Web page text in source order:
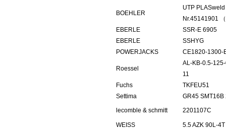
BOEHLER
UTP
Nr.45141901
EBERLE
SSR-E 6905
EBERLE
SSHYG
POWERJACKS
CE1820-1300-
Roessel
AL-KB-0.5-
11
Fuchs
TKFEU51
Settima
GR45 SMT16B
lecomble & schmitt
2201107C
WEISS 5.5 AZK 90L-